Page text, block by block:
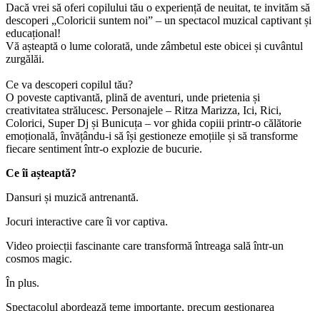
Dacă vrei să oferi copilului tău o experiență de neuitat, te invităm să
descoperi „Coloricii suntem noi” – un spectacol muzical captivant și
educațional!
Vă așteaptă o lume colorată, unde zâmbetul este obicei și cuvântul
zurgălăi.
Ce va descoperi copilul tău?
O poveste captivantă, plină de aventuri, unde prietenia și
creativitatea strălucesc. Personajele – Ritza Marizza, Ici, Rici,
Colorici, Super Dj și Bunicuța – vor ghida copiii printr-o călătorie
emoțională, învățându-i să își gestioneze emoțiile și să transforme
fiecare sentiment într-o explozie de bucurie.
Ce îi așteaptă?
Dansuri și muzică antrenantă.
Jocuri interactive care îi vor captiva.
Video proiecții fascinante care transformă întreaga sală într-un
cosmos magic.
În plus.
Spectacolul abordează teme importante, precum gestionarea